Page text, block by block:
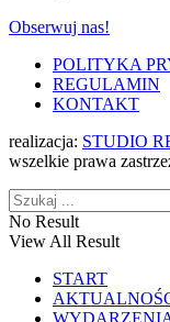
Obserwuj nas!
POLITYKA
REGULAMIN
KONTAKT
realizacja: STUDIO
wszelkie prawa
No Result
View All Result
START